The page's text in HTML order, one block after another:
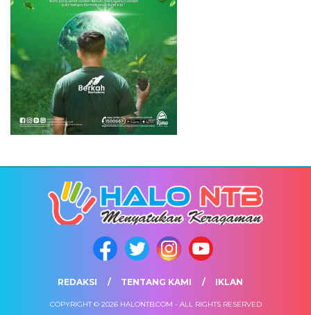
REDAKSI TENTANG KAMI IKLAN
COPYRIGHT © 2026 HALONTB.COM - ALL RIGHTS RESERVED